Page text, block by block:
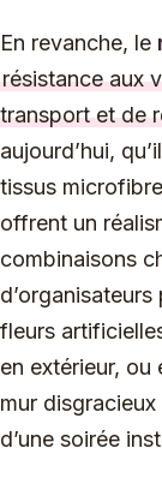
En revanche, le
résistance aux
transport et de
aujourd’hui,
tissus
offrent un
combinaisons
fleurs
en extérieur, ou
mur
d’une soirée